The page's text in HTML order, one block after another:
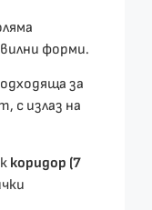
форми.
за
с излаз на
коридор (7